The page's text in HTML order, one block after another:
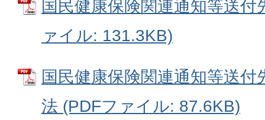
国民健康保険関連通知等送
ァイル: 131.3KB)
国民健康保険関連通知等送
法 (PDFファイル: 87.6KB)